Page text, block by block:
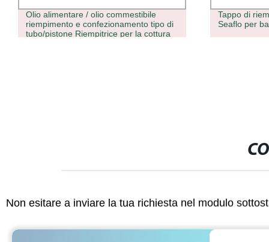
Olio alimentare / olio commestibile
riempimento e confezionamento tipo di
tubo/pistone Riempitrice per la cottura
Tappo di
Seaflo per
Non esitare a inviare la tua richiesta nel modulo